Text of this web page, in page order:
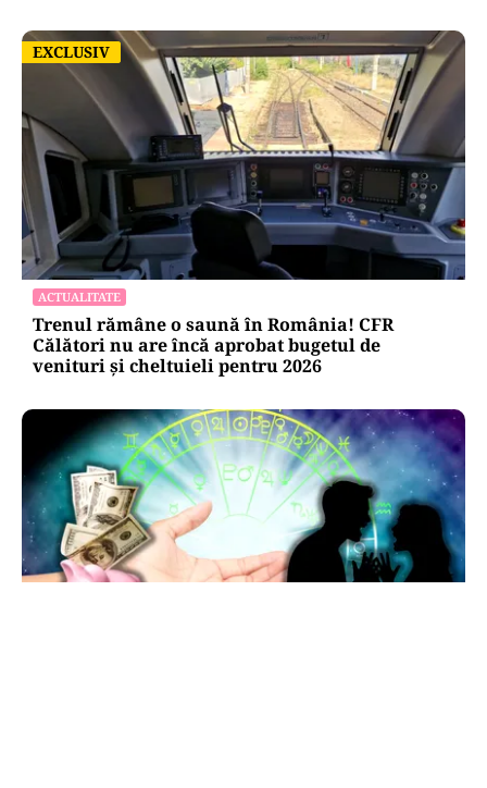
EXCLUSIV
EXCLUSIV
ACTUALITATE
Trenul rămâne o saună în România! CFR
Călători nu are încă aprobat bugetul de
venituri și cheltuieli pentru 2026